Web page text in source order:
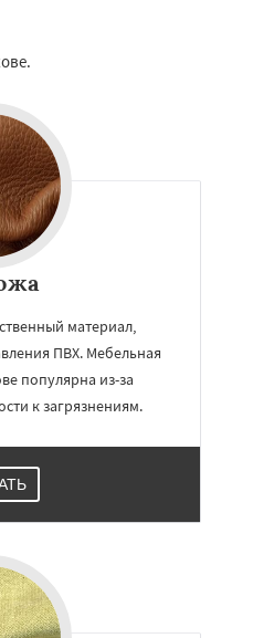
материал,
ПВХ. Мебельная
популярна из-за
к загрязнениям.